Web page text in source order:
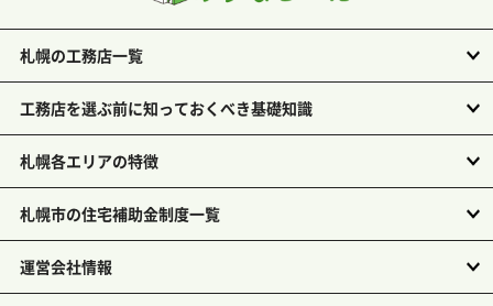
札幌の工務店一覧
工務店を選ぶ前に知っておくべき基礎知識
札幌各エリアの特徴
札幌市の住宅補助金制度一覧
運営会社情報